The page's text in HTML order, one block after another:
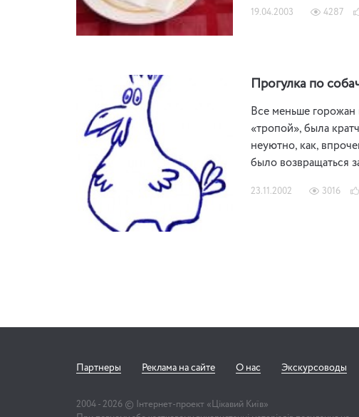
19.04.2003 4287
Прогулка по
Все меньше горожан
«тропой», была
неуютно, как,
было возвращаться
23.11.2002 3016
Партнеры Реклама на сайте О нас Экскурсоводы
2004 - 2026 © Інтернет-проект «Цікавий Київ»